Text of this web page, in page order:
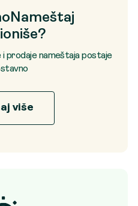
i prodaje nameštaja postaje
više